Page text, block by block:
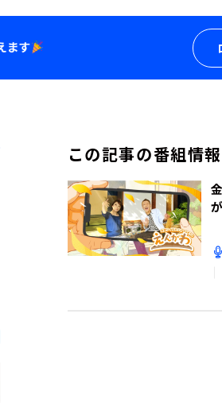
この記事の番組情報